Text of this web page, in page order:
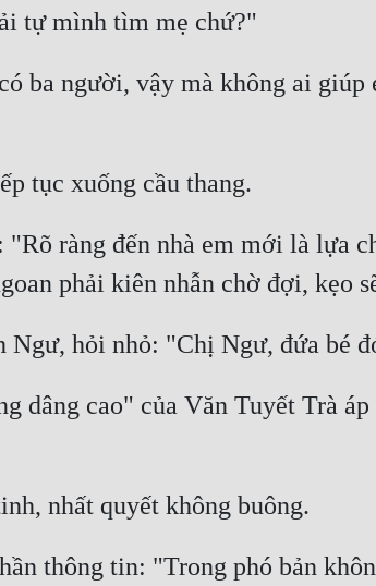
tự mình tìm mẹ chứ?"
ba người, vậy mà không ai giúp
tục xuống cầu thang.
ràng đến nhà em mới là lựa
phải kiên nhẫn chờ đợi, kẹo
hỏi nhỏ: "Chị Ngư, đứa bé
dâng cao" của Văn Tuyết Trà
nhất quyết không buông.
thông tin: "Trong phó bản